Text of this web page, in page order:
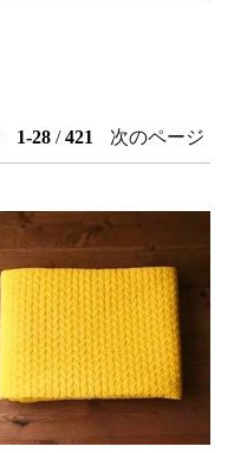
1-28 /421 次のページ